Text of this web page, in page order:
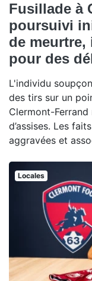
Fusillade à
poursuivi
de
pour des
L'individu
des tirs sur un
Clermont-
d’assises. Les
aggravées et
Locales